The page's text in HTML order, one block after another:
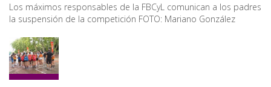
Los máximos responsables de la FBCyL comunican a los padres
la suspensión de la competición FOTO: Mariano González